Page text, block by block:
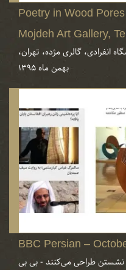
Poetry in Wood
Mojdeh Art Gallery,
انفرادی، گالری مژده، تهران،
بهمن ماه ۱۳۹۵
BBC Persian –
نشستن طراحی می‌کنند - بی‌ بی‌